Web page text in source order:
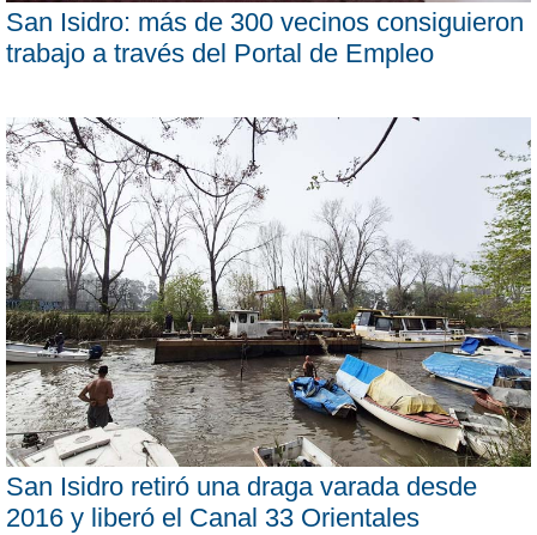
San Isidro: más de 300 vecinos consiguieron
trabajo a través del Portal de Empleo
San Isidro retiró una draga varada desde
2016 y liberó el Canal 33 Orientales